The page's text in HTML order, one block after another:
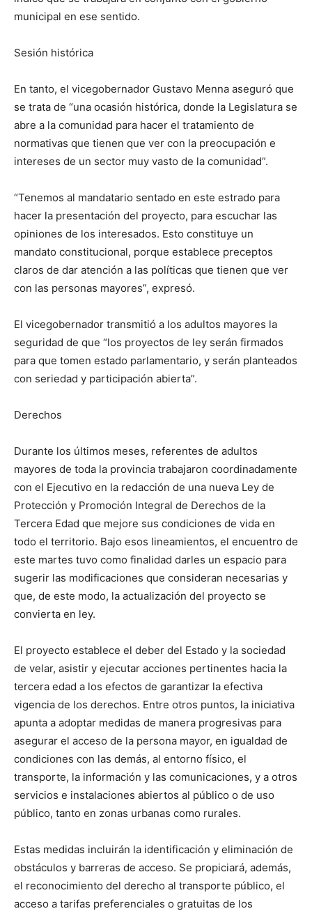
municipal en ese sentido.
Sesión histórica
En tanto, el vicegobernador Gustavo Menna aseguró que
se trata de “una ocasión histórica, donde la Legislatura se
abre a la comunidad para hacer el tratamiento de
normativas que tienen que ver con la preocupación e
intereses de un sector muy vasto de la comunidad”.
“Tenemos al mandatario sentado en este estrado para
hacer la presentación del proyecto, para escuchar las
opiniones de los interesados. Esto constituye un
mandato constitucional, porque establece preceptos
claros de dar atención a las políticas que tienen que ver
con las personas mayores”, expresó.
El vicegobernador transmitió a los adultos mayores la
seguridad de que “los proyectos de ley serán firmados
para que tomen estado parlamentario, y serán planteados
con seriedad y participación abierta”.
Derechos
Durante los últimos meses, referentes de adultos
mayores de toda la provincia trabajaron coordinadamente
con el Ejecutivo en la redacción de una nueva Ley de
Protección y Promoción Integral de Derechos de la
Tercera Edad que mejore sus condiciones de vida en
todo el territorio. Bajo esos lineamientos, el encuentro de
este martes tuvo como finalidad darles un espacio para
sugerir las modificaciones que consideran necesarias y
que, de este modo, la actualización del proyecto se
convierta en ley.
El proyecto establece el deber del Estado y la sociedad
de velar, asistir y ejecutar acciones pertinentes hacia la
tercera edad a los efectos de garantizar la efectiva
vigencia de los derechos. Entre otros puntos, la iniciativa
apunta a adoptar medidas de manera progresivas para
asegurar el acceso de la persona mayor, en igualdad de
condiciones con las demás, al entorno físico, el
transporte, la información y las comunicaciones, y a otros
servicios e instalaciones abiertos al público o de uso
público, tanto en zonas urbanas como rurales.
Estas medidas incluirán la identificación y eliminación de
obstáculos y barreras de acceso. Se propiciará, además,
el reconocimiento del derecho al transporte público, el
acceso a tarifas preferenciales o gratuitas de los